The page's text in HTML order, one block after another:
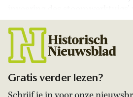
Gratis verder lezen?